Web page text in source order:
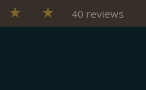
40 reviews